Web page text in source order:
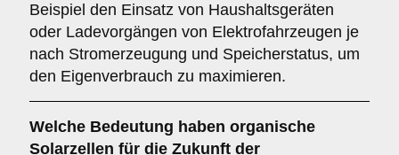
Beispiel den Einsatz von Haushaltsgeräten
oder Ladevorgängen von Elektrofahrzeugen je
nach Stromerzeugung und Speicherstatus, um
den Eigenverbrauch zu maximieren.
Welche Bedeutung haben organische
Solarzellen für die Zukunft der